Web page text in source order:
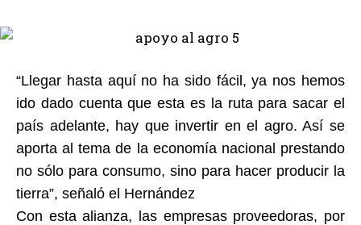
“Llegar hasta aquí no ha sido fácil, ya nos hemos
ido dado cuenta que esta es la ruta para sacar el
país adelante, hay que invertir en el agro. Así se
aporta al tema de la economía nacional prestando
no sólo para consumo, sino para hacer producir la
tierra”, señaló el Hernández
Con esta alianza, las empresas proveedoras, por